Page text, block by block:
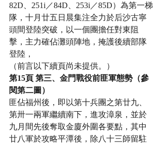
82D、251i／84D、253i／85D）為第一梯
隊，十月廿五日晨集注全力於后沙古寧
頭間登陸突破，以一個團擔任對東阻
擊，主力確佔灘頭陣地，掩護後續部隊
登陸，
（前言以下續頁尚未提供。）
第15頁 第三、金門戰役前匪軍態勢（參
閱第二圖）
匪佔福州後，即以第十兵團之第廿九、
第卅一兩軍繼續南下，進攻漳泉，並於
九月間先後奪取金廈外圍各要點，其中
廿八軍於攻略平潭後，除八十三師留駐